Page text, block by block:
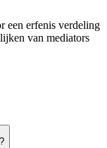
een erfenis verdeling
van mediators